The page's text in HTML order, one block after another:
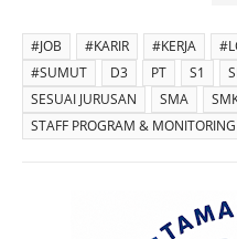
#JOB #KARIR #KERJA
#SUMUT
D3 PT S1
SESUAI JURUSAN
SMA
STAFF PROGRAM & MONITORING